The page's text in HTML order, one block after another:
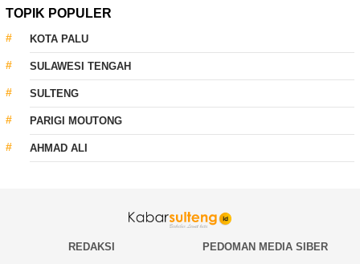
TOPIK POPULER
KOTA PALU
SULAWESI TENGAH
SULTENG
PARIGI MOUTONG
AHMAD ALI
REDAKSI
PEDOMAN MEDIA SIBER